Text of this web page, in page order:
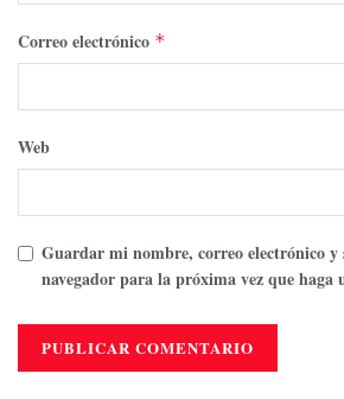
Correo electrónico *
Web
Guardar mi nombre, correo electrónico y
navegador para la próxima vez que haga